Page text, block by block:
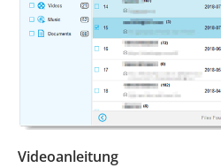
Videoanleitung